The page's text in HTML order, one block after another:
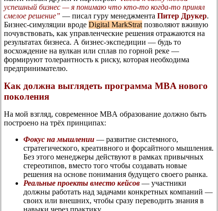
успешный бизнес — я понимаю что кто-то когда-то принял
смелое решение” — писал гуру менеджмента Питер Друкер.
Бизнес-симуляции вроде Digital MarkStrat позволяют вживую
почувствовать, как управленческие решения отражаются на
результатах бизнеса. А бизнес-экспедиции — будь то
восхождение на вулкан или сплав по горной реке —
формируют толерантность к риску, которая необходима
предпринимателю.
Как должна выглядеть программа MBA нового
поколения
На мой взгляд, современное MBА образование должно быть
построено на трёх принципах:
Фокус на мышлении — развитие системного,
стратегического, креативного и форсайтного мышления.
Без этого менеджеры действуют в рамках привычных
стереотипов, вместо того чтобы создавать новые
решения на основе понимания будущего своего рынка.
Реальные проекты вместо кейсов — участники
должны работать над задачами конкретных компаний —
своих или внешних, чтобы сразу переводить знания в
навыки через практику